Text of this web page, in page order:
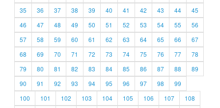
35
36 37 38 39 40 41 42 43 44
45
46
47 48 49 50 51 52 53 54 55
56
57
58 59 60 61 62 63 64 65 66
67
68
69 70 71 72 73 74 75 76 77
78
79
80 81 82 83 84 85 86 87 88
89
90
91 92 93 94 95 96 97 98
99
100
101 102 103 104 105 106 107
108